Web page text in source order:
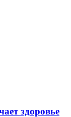
здоровье